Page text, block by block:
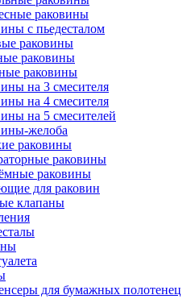
раковины
с пьедесталом
раковины
раковины
раковины
на 3 смесителя
на 4 смесителя
на 5 смесителей
желоба
раковины
раковины
раковины
для раковин
клапаны
для бумажных полотенец